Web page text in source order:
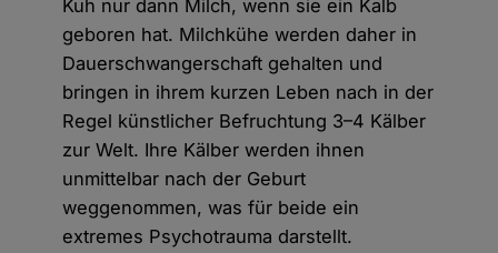
Kuh nur dann Milch, wenn sie ein Kalb
geboren hat. Milchkühe werden daher in
Dauerschwangerschaft gehalten und
bringen in ihrem kurzen Leben nach in der
Regel künstlicher Befruchtung 3–4 Kälber
zur Welt. Ihre Kälber werden ihnen
unmittelbar nach der Geburt
weggenommen, was für beide ein
extremes Psychotrauma darstellt.